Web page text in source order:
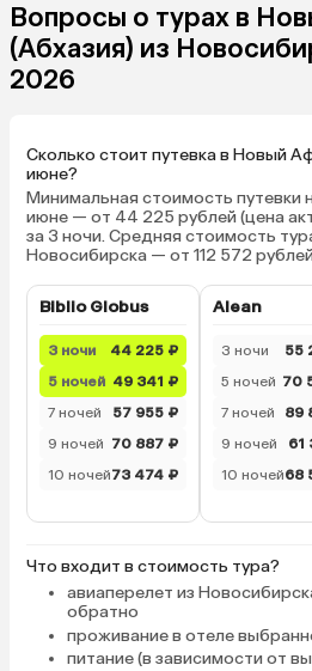
Вопросы о турах в
(Абхазия) из
2026
Сколько стоит путевка в Новый
июне?
Минимальная стоимость путевки
июне — от 44 225 рублей (цена
за 3 ночи. Средняя стоимость
Новосибирска — от 112 572
Biblio Globus
3 ночи
44 225 ₽
5 ночей 49 341 ₽
7 ночей
57 955 ₽
9 ночей 70 887 ₽
10 ночей73 474 ₽
Alean
3 ночи
55
5 ночей 70
7 ночей
89
9 ночей
61
10 ночей68
Что входит в стоимость тура?
авиаперелет из
обратно
проживание в отеле
питание (в зависимости от